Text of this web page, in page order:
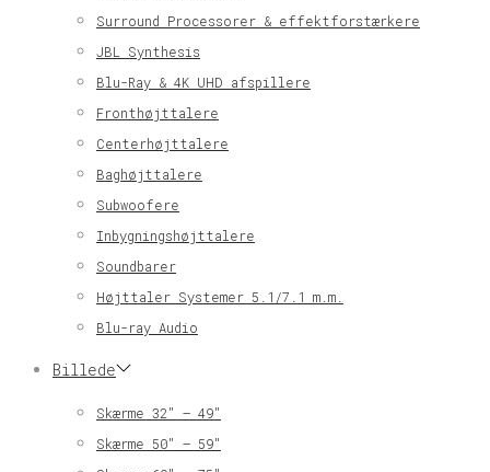
Surround Processorer & effektforstærkere
JBL Synthesis
Blu-Ray & 4K UHD afspillere
Fronthøjttalere
Centerhøjttalere
Baghøjttalere
Subwoofere
Inbygningshøjttalere
Soundbarer
Højttaler Systemer 5.1/7.1 m.m.
Blu-ray Audio
Billede
Skærme 32″ – 49″
Skærme 50″ – 59″